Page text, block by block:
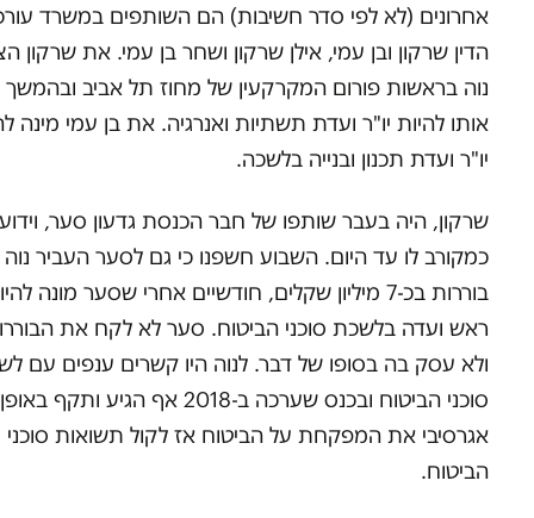
אחרונים (לא לפי סדר חשיבות) הם השותפים במשרד
הדין שרקון ובן עמי, אילן שרקון ושחר בן עמי. את שרקון
נוה בראשות פורום המקרקעין של מחוז תל אביב ובהמשך
אותו להיות יו"ר ועדת תשתיות ואנרגיה. את בן עמי מינה
יו"ר ועדת תכנון ובנייה בלשכה.
שרקון, היה בעבר שותפו של חבר הכנסת גדעון סער, וידוע
כמקורב לו עד היום. השבוע חשפנו כי גם לסער העביר נוה
בוררות בכ-7 מיליון שקלים, חודשיים אחרי שסער מונה
ראש ועדה בלשכת סוכני הביטוח. סער לא לקח את
ולא עסק בה בסופו של דבר. לנוה היו קשרים ענפים עם
סוכני הביטוח ובכנס שערכה ב-2018 אף הגיע ותקף באופן
אגרסיבי את המפקחת על הביטוח אז לקול תשואות סוכני
הביטוח.